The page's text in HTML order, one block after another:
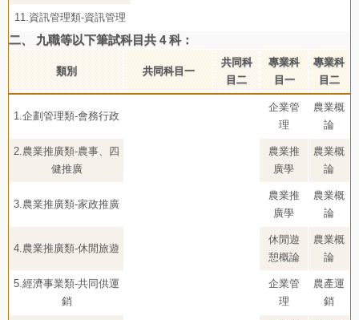
11.資訊管理類-資訊管理
二、 九職等以下筆試科目共 4 科：
類別 共同科目一
共同科
目二
專業科
目一
專業科
目二
1.企劃管理類-會務行政
企業管
理
農業概
論
2.農業推廣類-農事、四
健推廣
農業推
廣學
農業概
論
3.農業推廣類-家政推廣
農業推
廣學
農業概
論
4.農業推廣類-休閒旅遊
休閒遊
憩概論
農業概
論
5.經濟事業類-共同供運
銷
企業管
理
農產運
銷